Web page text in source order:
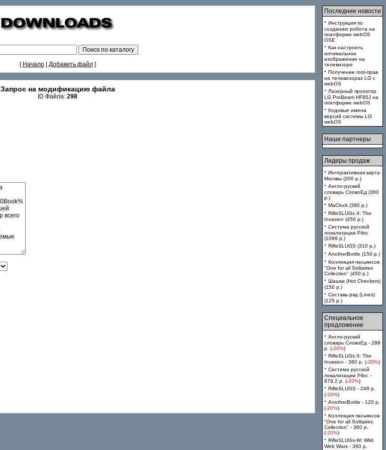
[ Начало| Добавить файл]
Запрос на модификацию файла
ID Файла: 298
Последние новости
· Инструкция по
созданию робота на
платформе webOS
OSE
· Как настроить
оптимальное
изображение на
телевизоре
· Получение root-прав
на телевизорах LG с
webOS
· Лазерный проектор
LG ProBeam HF80J на
платформе webOS
· Кодовые имена
версий системы LG
webOS
Наши партнеры
Лидеры продаж
· Интерактивная карта
Москвы (200 p.)
· Англо-руский
словарь СловоЕд (360
p.)
· MaClock (380 p.)
· RifleSLUGs II: The
Invasion (450 p.)
· Система русской
локализации Piloc
(1099 p.)
· RifleSLUGS (310 p.)
· AnotherBottle (150 p.)
· Коллекция пасьянсов
''One for all Solitaires
Collection'' (450 p.)
· Шашки (Hot Checkers)
(150 p.)
· Составь ряд (Lines)
(125 p.)
Специальное
предложение
· Англо-руский
словарь СловоЕд - 288
p. (-20%)
· RifleSLUGs II: The
Invasion - 360 p. (-20%)
· Система русской
локализации Piloc -
879.2 p. (-20%)
· RifleSLUGS - 248 p.
(-20%)
· AnotherBottle - 120 p.
(-20%)
· Коллекция пасьянсов
''One for all Solitaires
Collection'' - 360 p.
(-20%)
· RifleSLUGs-W: Wild
Web Wars - 360 p.